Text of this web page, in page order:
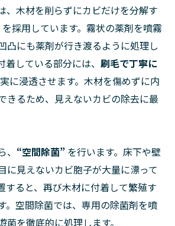
、木材を削らずにカビだけを分解す
を採用しています。霧状の薬剤を噴霧
凸にも薬剤が行き渡るように処理し
着している部分には、 刷毛で丁寧に
に浸透させます。木材を傷めずに内
きるため、見えないカビの除去に最
“空間除菌” を行います。床下や壁
に見えないカビ胞子が大量に漂って
すると、再び木材に付着して繁殖す
。空間除菌では、専用の除菌剤を噴
を徹底的に処理します。